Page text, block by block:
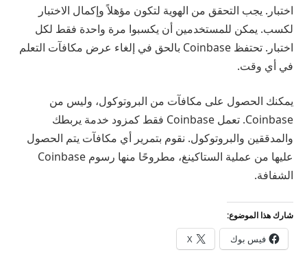
اختبار. يجب التحقق من الهوية لتكون مؤهلاً وإكمال الاختبار
لكسب. يمكن للمستخدمين أن يكسبوا مرة واحدة فقط لكل
اختبار. تحتفظ Coinbase بالحق في إلغاء عرض مكافآت التعلم
في أي وقت.
يمكنك الحصول على مكافآت من البروتوكول، وليس من
Coinbase. تعمل Coinbase فقط كمزود خدمة يربطك
والمدققين والبروتوكول. نقوم بتمرير أي مكافآت يتم الحصول
عليها من عملية الستاكينغ، مطروحًا منها رسوم Coinbase
الشفافة.
شارك هذا الموضوع:
فيس بوك X